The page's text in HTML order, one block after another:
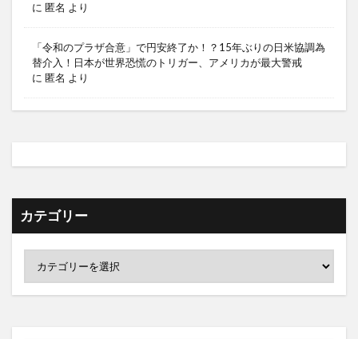
に 匿名 より
「令和のプラザ合意」で円安終了か！？15年ぶりの日米協調為
替介入！日本が世界恐慌のトリガー、アメリカが最大警戒
に 匿名 より
カテゴリー